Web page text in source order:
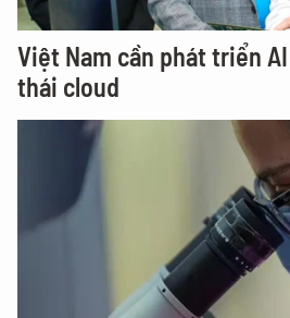
Việt Nam cần phát triển
thái cloud